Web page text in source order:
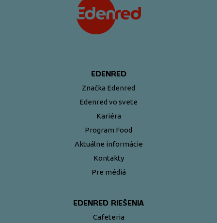
EDENRED
Značka Edenred
Edenred vo svete
Kariéra
Program Food
Aktuálne informácie
Kontakty
Pre médiá
EDENRED RIEŠENIA
Cafeteria